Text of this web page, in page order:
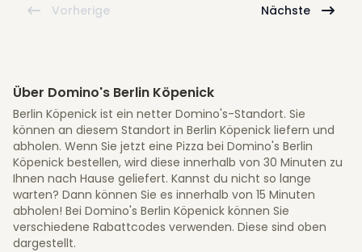
Vorherige Nächste
Über Domino's Berlin Köpenick
Berlin Köpenick ist ein netter Domino's-Standort. Sie
können an diesem Standort in Berlin Köpenick liefern und
abholen. Wenn Sie jetzt eine Pizza bei Domino's Berlin
Köpenick bestellen, wird diese innerhalb von 30 Minuten zu
Ihnen nach Hause geliefert. Kannst du nicht so lange
warten? Dann können Sie es innerhalb von 15 Minuten
abholen! Bei Domino's Berlin Köpenick können Sie
verschiedene Rabattcodes verwenden. Diese sind oben
dargestellt.